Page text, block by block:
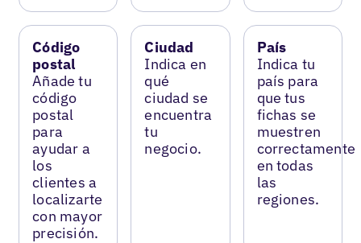
Código
postal
Añade tu
código
postal
para
ayudar a
los
clientes a
localizarte
con mayor
precisión.
Ciudad
Indica en
qué
ciudad se
encuentra
tu
negocio.
País
Indica tu
país para
que tus
fichas se
muestren
correctamente
en todas
las
regiones.